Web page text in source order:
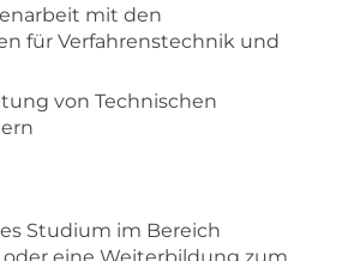
mit den
für Verfahrenstechnik und
von Technischen
Studium im Bereich